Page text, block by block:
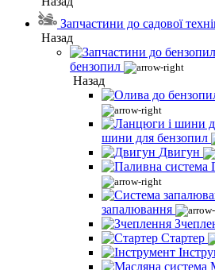
Запчастини до садової
Назад
бензопил
Назад
шини для бензопил
Двигун
запалювання
Стартер